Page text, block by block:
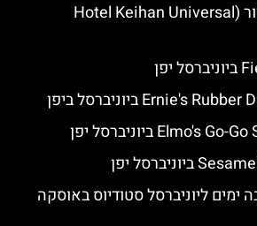
קיאן יוניברסל טאוור (Hotel Keihan Universal
ימים ליוניברסל סטודיוס באוסקה